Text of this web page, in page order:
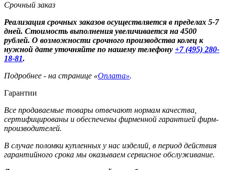
Срочный заказ
Реализация срочных заказов осуществляется в пределах 5-7
дней. Стоимость выполнения увеличивается на 4500
рублей. О возможности срочного производства колец к
нужной дате уточняйте по нашему телефону +7 (495) 280-
18-81.
Подробнее - на странице «Оплата».
Гарантии
Все продаваемые товары отвечают нормам качества,
сертифицированы и обеспечены фирменной гарантией фирм-
производителей.
В случае поломки купленных у нас изделий, в период действия
гарантийного срока мы оказываем сервисное обслуживание.